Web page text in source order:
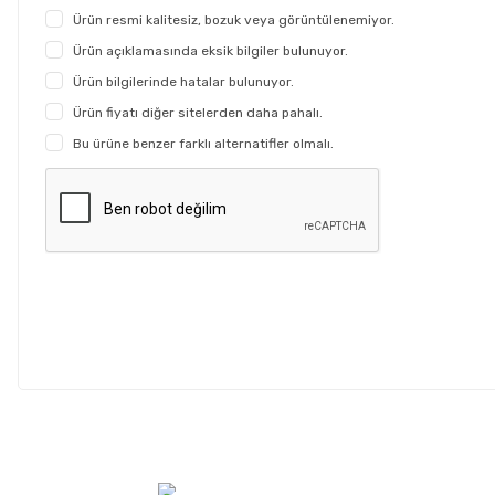
Ürün resmi kalitesiz, bozuk veya görüntülenemiyor.
Ürün açıklamasında eksik bilgiler bulunuyor.
Ürün bilgilerinde hatalar bulunuyor.
Ürün fiyatı diğer sitelerden daha pahalı.
Bu ürüne benzer farklı alternatifler olmalı.